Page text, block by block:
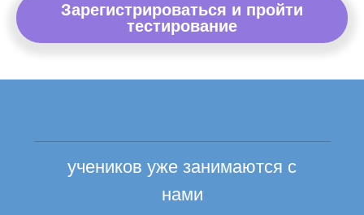
Зарегистрироваться и пройти
тестирование
учеников уже занимаются с
нами